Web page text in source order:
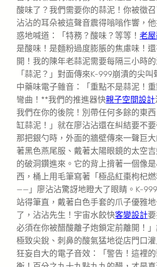
酸味了？我們需要你的蒜泥！你被徵
沾沾的耳朵被這聲音震得嗡嗡作響，
惑地喊道：「特務？酸味？等等！ 老
是酸味！是麵粉過度膨脹的焦慮味！
開！我的陳年老蒜泥需要每隔三小時的
「蒜泥？」對面傳來K-999崩潰的尖
中藥味電子雜音：「重點不是蒜泥！
彎曲！**我們的推進器快親子空間設計
我們在你的後院！別帶任何多餘的東
缸蒜泥！」就在廖沾沾還在糾結要不
那把銀勺時，外面的牆壁傳來一聲巨
著黑色燕尾服、戴著太陽眼鏡的太空
的破洞鑽進來。它的背上揹著一個像
西，桶上用毛筆寫著「極品紅棗枸杞
——」廖沾沾驚訝地瞪大了眼睛。K-
站得筆直，戴著白色手套的爪子優雅
了，沾沾先生！宇宙水餃快客變設計
必須在你被醋酸離子炮鎖定前離開！
極致尖銳、刺鼻的酸氣猛地從店門口
狂妄自大的電子音效：「警告！這裡